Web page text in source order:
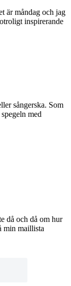
är måndag och jag
inspirerande
sångerska. Som
med
då och då om hur
min maillista